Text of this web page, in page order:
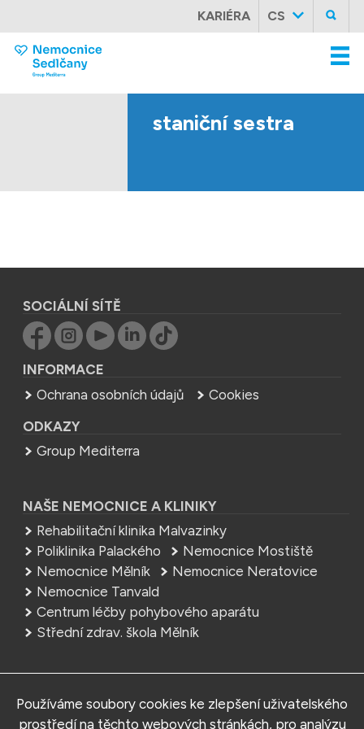
KARIÉRA CS
staniční sestra
SOCIÁLNÍ SÍTĚ
INFORMACE
Ochrana osobních údajů
Cookies
ODKAZY
Group Mediterra
NAŠE NEMOCNICE A KLINIKY
Rehabilitační klinika Malvazinky
Poliklinika Palackého
Nemocnice Mostiště
Nemocnice Mělník
Nemocnice Neratovice
Nemocnice Tanvald
Centrum léčby pohybového aparátu
Střední zdrav. škola Mělník
MEDITERRA – Sedlčany, s.r.o.
Používáme soubory cookies ke zlepšení uživatelského
prostředí na těchto webových stránkách, pro analýzu